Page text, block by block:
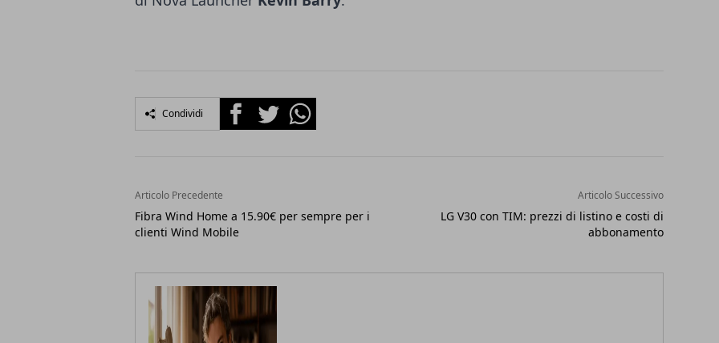
Condividi FacebookTwitterWhatsapp
Articolo Precedente
Fibra Wind Home a 15.90€ per sempre per i
clienti Wind Mobile
Articolo Successivo
LG V30 con TIM: prezzi di listino e costi di
abbonamento